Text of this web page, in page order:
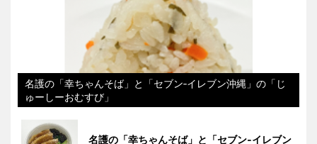
名護の「幸ちゃんそば」と「セブン‐イレブン沖縄」の「じ
ゅーしーおむすび」
名護の「幸ちゃんそば」と「セブン‐イレブン